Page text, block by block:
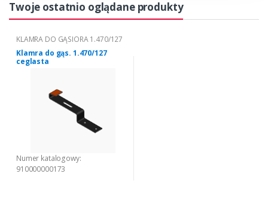
Twoje ostatnio oglądane produkty
KLAMRA DO GĄSIORA 1.470/127
Klamra do gąs. 1.470/127
ceglasta
Numer katalogowy:
910000000173